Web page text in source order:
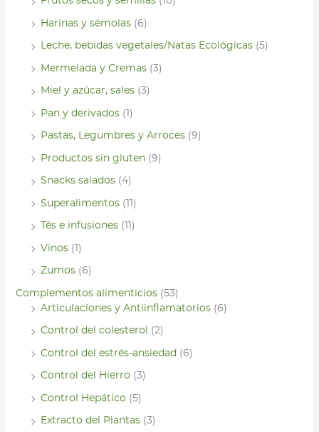
Harinas y sémolas (6)
Leche, bebidas vegetales/Natas Ecológicas (5)
Mermelada y Cremas (3)
Miel y azúcar, sales (3)
Pan y derivados (1)
Pastas, Legumbres y Arroces (9)
Productos sin gluten (9)
Snacks salados (4)
Superalimentos (11)
Tés e infusiones (11)
Vinos (1)
Zumos (6)
Complementos alimenticios (53)
Articulacíones y Antiinflamatorios (6)
Control del colesterol (2)
Control del estrés-ansiedad (6)
Control del Hierro (3)
Control Hepático (5)
Extracto del Plantas (3)